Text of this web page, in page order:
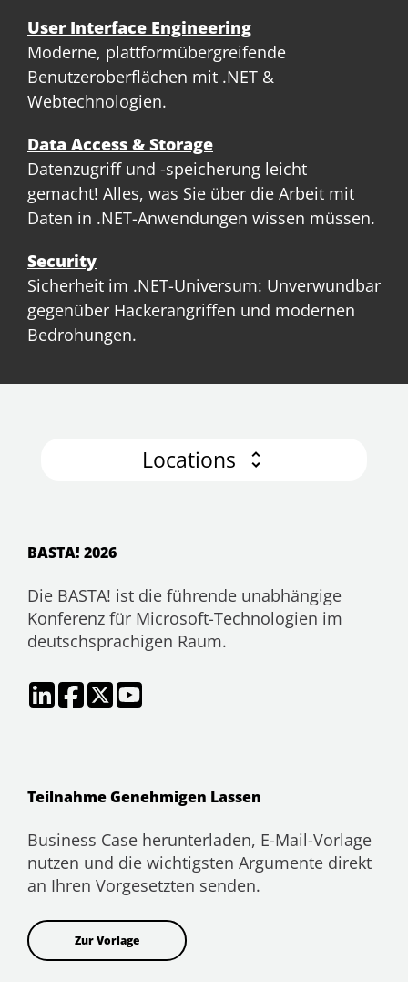
User Interface Engineering
Moderne, plattformübergreifende
Benutzeroberflächen mit .NET &
Webtechnologien.
Data Access & Storage
Datenzugriff und -speicherung leicht
gemacht! Alles, was Sie über die Arbeit mit
Daten in .NET-Anwendungen wissen müssen.
Security
Sicherheit im .NET-Universum: Unverwundbar
gegenüber Hackerangriffen und modernen
Bedrohungen.
Locations
BASTA! 2026
Die BASTA! ist die führende unabhängige
Konferenz für Microsoft-Technologien im
deutschsprachigen Raum.
Teilnahme Genehmigen Lassen
Business Case herunterladen, E-Mail-Vorlage
nutzen und die wichtigsten Argumente direkt
an Ihren Vorgesetzten senden.
Zur Vorlage